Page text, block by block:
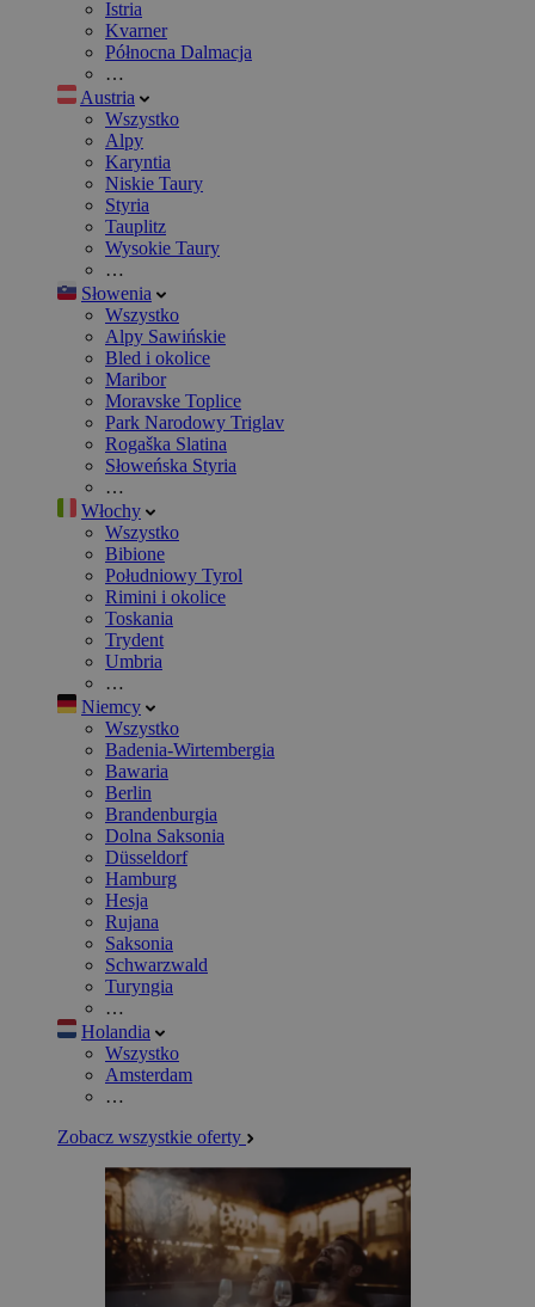
Istria
Kvarner
Północna Dalmacja
…
Austria
Wszystko
Alpy
Karyntia
Niskie Taury
Styria
Tauplitz
Wysokie Taury
…
Słowenia
Wszystko
Alpy Sawińskie
Bled i okolice
Maribor
Moravske Toplice
Park Narodowy Triglav
Rogaška Slatina
Słoweńska Styria
…
Włochy
Wszystko
Bibione
Południowy Tyrol
Rimini i okolice
Toskania
Trydent
Umbria
…
Niemcy
Wszystko
Badenia-Wirtembergia
Bawaria
Berlin
Brandenburgia
Dolna Saksonia
Düsseldorf
Hamburg
Hesja
Rujana
Saksonia
Schwarzwald
Turyngia
…
Holandia
Wszystko
Amsterdam
…
Zobacz wszystkie oferty